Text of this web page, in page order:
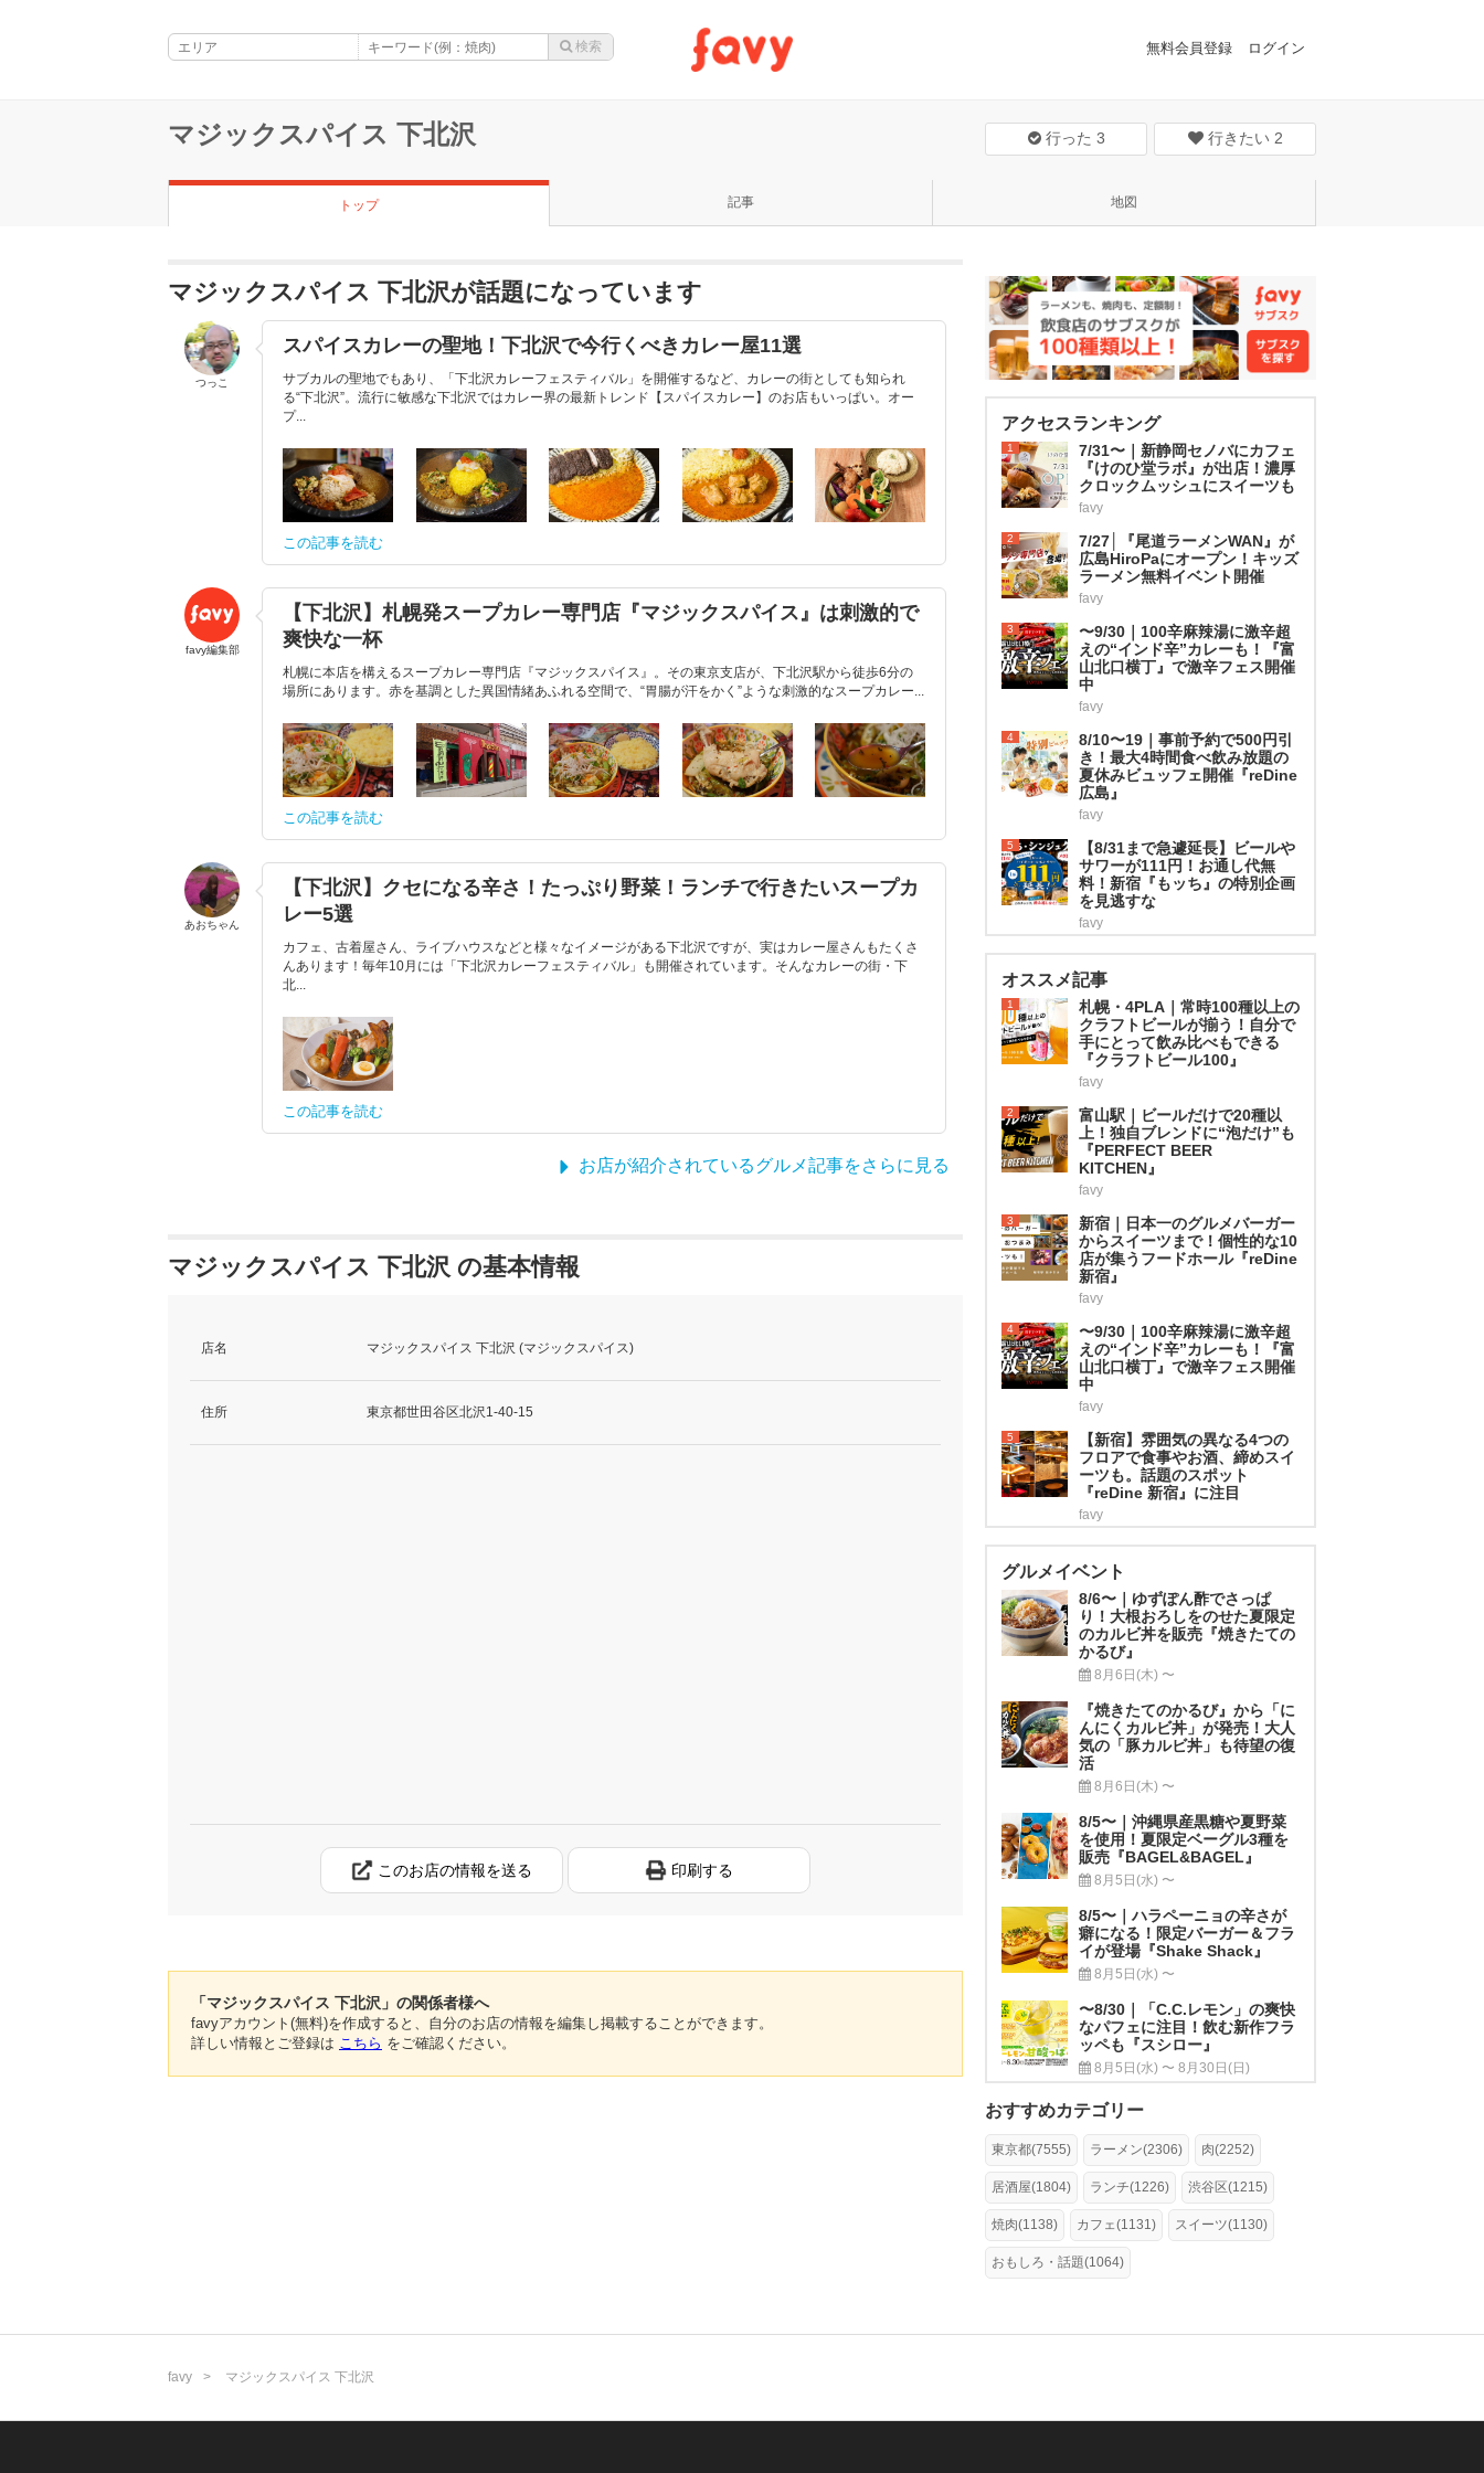
無料会員登録 ログイン
マジックスパイス 下北沢 行った 3 行きたい 2
トップ 記事 地図
マジックスパイス 下北沢が話題になっています
つっこ
スパイスカレーの聖地！下北沢で今行くべきカレー屋11選
サブカルの聖地でもあり、「下北沢カレーフェスティバル」を開催するなど、カレーの街としても知られ
る“下北沢”。流行に敏感な下北沢ではカレー界の最新トレンド【スパイスカレー】のお店もいっぱい。オー
プ...
この記事を読む
favy編集部
【下北沢】札幌発スープカレー専門店『マジックスパイス』は刺激的で
爽快な一杯
札幌に本店を構えるスープカレー専門店『マジックスパイス』。その東京支店が、下北沢駅から徒歩6分の
場所にあります。赤を基調とした異国情緒あふれる空間で、“胃腸が汗をかく”ような刺激的なスープカレー...
この記事を読む
あおちゃん
【下北沢】クセになる辛さ！たっぷり野菜！ランチで行きたいスープカ
レー5選
カフェ、古着屋さん、ライブハウスなどと様々なイメージがある下北沢ですが、実はカレー屋さんもたくさ
んあります！毎年10月には「下北沢カレーフェスティバル」も開催されています。そんなカレーの街・下
北...
この記事を読む
お店が紹介されているグルメ記事をさらに見る
マジックスパイス 下北沢 の基本情報
店名 マジックスパイス 下北沢 (マジックスパイス)
住所 東京都世田谷区北沢1-40-15
このお店の情報を送る 印刷する
「マジックスパイス 下北沢」の関係者様へ
favyアカウント(無料)を作成すると、自分のお店の情報を編集し掲載することができます。
詳しい情報とご登録は こちら をご確認ください。
アクセスランキング
1
7/31〜｜新静岡セノバにカフェ
『けのひ堂ラボ』が出店！濃厚
クロックムッシュにスイーツも
favy
2
7/27│『尾道ラーメンWAN』が
広島HiroPaにオープン！キッズ
ラーメン無料イベント開催
favy
3
〜9/30｜100辛麻辣湯に激辛超
えの“インド辛”カレーも！『富
山北口横丁』で激辛フェス開催
中
favy
4
8/10〜19｜事前予約で500円引
き！最大4時間食べ飲み放題の
夏休みビュッフェ開催『reDine
広島』
favy
5
【8/31まで急遽延長】ビールや
サワーが111円！お通し代無
料！新宿『もッち』の特別企画
を見逃すな
favy
オススメ記事
1
札幌・4PLA｜常時100種以上の
クラフトビールが揃う！自分で
手にとって飲み比べもできる
『クラフトビール100』
favy
2
富山駅｜ビールだけで20種以
上！独自ブレンドに“泡だけ”も
『PERFECT BEER
KITCHEN』
favy
3
新宿｜日本一のグルメバーガー
からスイーツまで！個性的な10
店が集うフードホール『reDine
新宿』
favy
4
〜9/30｜100辛麻辣湯に激辛超
えの“インド辛”カレーも！『富
山北口横丁』で激辛フェス開催
中
favy
5
【新宿】雰囲気の異なる4つの
フロアで食事やお酒、締めスイ
ーツも。話題のスポット
『reDine 新宿』に注目
favy
グルメイベント
8/6〜｜ゆずぽん酢でさっぱ
り！大根おろしをのせた夏限定
のカルビ丼を販売『焼きたての
かるび』
8月6日(木) 〜
『焼きたてのかるび』から「に
んにくカルビ丼」が発売！大人
気の「豚カルビ丼」も待望の復
活
8月6日(木) 〜
8/5〜｜沖縄県産黒糖や夏野菜
を使用！夏限定ベーグル3種を
販売『BAGEL&BAGEL』
8月5日(水) 〜
8/5〜｜ハラペーニョの辛さが
癖になる！限定バーガー＆フラ
イが登場『Shake Shack』
8月5日(水) 〜
〜8/30｜「C.C.レモン」の爽快
なパフェに注目！飲む新作フラ
ッペも『スシロー』
8月5日(水) 〜 8月30日(日)
おすすめカテゴリー
東京都(7555) ラーメン(2306) 肉(2252)
居酒屋(1804) ランチ(1226) 渋谷区(1215)
焼肉(1138) カフェ(1131) スイーツ(1130)
おもしろ・話題(1064)
favy マジックスパイス 下北沢